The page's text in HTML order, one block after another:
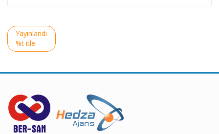
Yazı
gezinmesi
Yayınlandı
%t itle